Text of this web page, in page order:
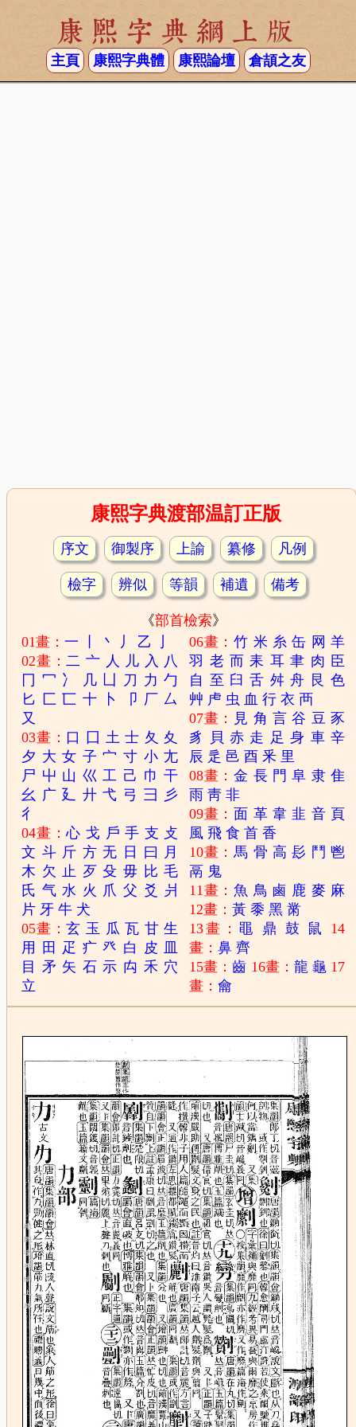
康熙字典網上版
主頁 康熙字典體 康熙論壇 倉頡之友
康熙字典渡部温訂正版
序文 御製序 上諭 纂修 凡例
檢字 辨似 等韻 補遺 備考
《部首檢索》
01畫：一 丶 丿 乙
02畫：二 亠 人 儿 入 八
冂 冖 冫 几 凵 刀 力 勹
匕 匚 匸 十 卜 卩 厂 厶
又
03畫： 口 囗 土 士 夂 夊
夕 大 女 子 宀 寸 小 尢
尸 屮 山 巛 工 己 巾 干
幺 广 廴 廾 弋 弓 彐
彡
彳
04畫：心 戈 戶 手 支 攴
文 斗 斤 方 无 日 曰 月
木 欠 止 歹 殳 毋 比 毛
氏 气 水 火 爪 父 爻 爿
片 牙 牛 犬
05畫：玄 玉 瓜 瓦 甘 生
用
田 疋 疒 癶 白 皮
目
矛 矢 石 示 禸 禾 穴
立
06畫：竹 米 糸 缶 网 羊
羽 老 而 耒 耳 聿 肉 臣
自 至 臼 舌 舛 舟 艮 色
艸 虍 虫 血 行 衣 襾
07畫： 見 角 言 谷 豆 豕
豸
貝 赤 走 足 身 車 辛
辰 辵 邑 酉 釆 里
08畫：金 長 門 阜 隶 隹
雨 靑 非
09畫： 面 革 韋 韭 音 頁
風 飛 食 首 香
10畫：馬 骨 高 髟 鬥 鬯
鬲 鬼
11畫：魚 鳥 鹵 鹿 麥 麻
12畫：黃 黍 黑 黹
13畫： 黽 鼎 鼓 鼠
14
畫：鼻 齊
15畫：齒 16畫： 龍 龜 17
畫：龠